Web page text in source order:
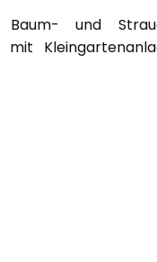
Baum- und
mit